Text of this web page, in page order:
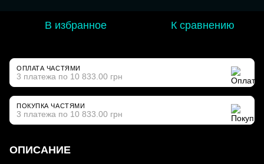
В избранное К сравнению
ОПЛАТА ЧАСТЯМИ
3 платежа по 10 833.00 грн
ПОКУПКА ЧАСТЯМИ
3 платежа по 10 833.00 грн
ОПИСАНИЕ